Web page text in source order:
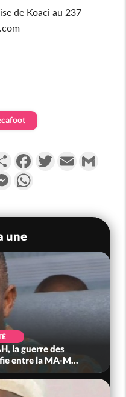
de Koaci au 237
PartagerFacebookTwitterEmail
Messenger
une
la guerre des
entre la MA-M...